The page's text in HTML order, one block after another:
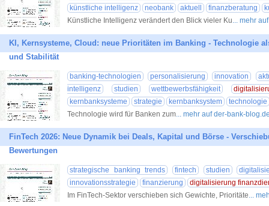
künstliche intelligenz
neobank aktuell finanzberatung
Künstliche Intelligenz verändert den Blick vieler Ku... mehr
KI, Kernsysteme, Cloud: neue Prioritäten im Banking - Technologie
und Stabilität
banking-technologien personalisierung innovation
intelligenz
studien wettbewerbsfähigkeit
kernbanksysteme
strategie kernbanksystem
technologie
Technologie wird für Banken zum... mehr auf der-bank-
FinTech 2026: Neue Dynamik bei Deals, Kapital und Börse -
Bewertungen
strategische banking trends fintech studien
innovationsstrategie
finanzierung
digitalisierung
Im FinTech-Sektor verschieben sich Gewichte, Prioritäte...